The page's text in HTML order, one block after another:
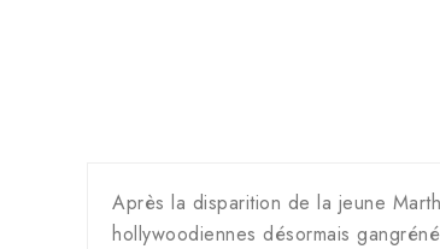
Après la disparition de la jeune
hollywoodiennes désormais